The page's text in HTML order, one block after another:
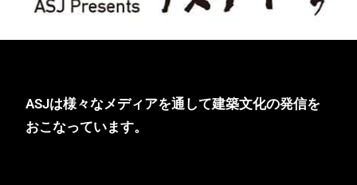
ASJは様々なメディアを通して建築文化の発信を
おこなっています。